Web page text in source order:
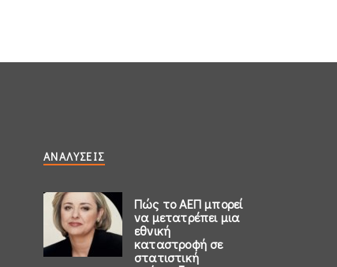
ΑΝΑΛΎΣΕΙΣ
Πώς το ΑΕΠ μπορεί
να μετατρέπει μια
εθνική
καταστροφή σε
στατιστική